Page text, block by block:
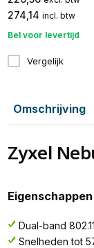
274,14 incl. btw
Bel voor levertijd
Vergelijk
Omschrijving
Zyxel
Dual-band
Snelheden tot